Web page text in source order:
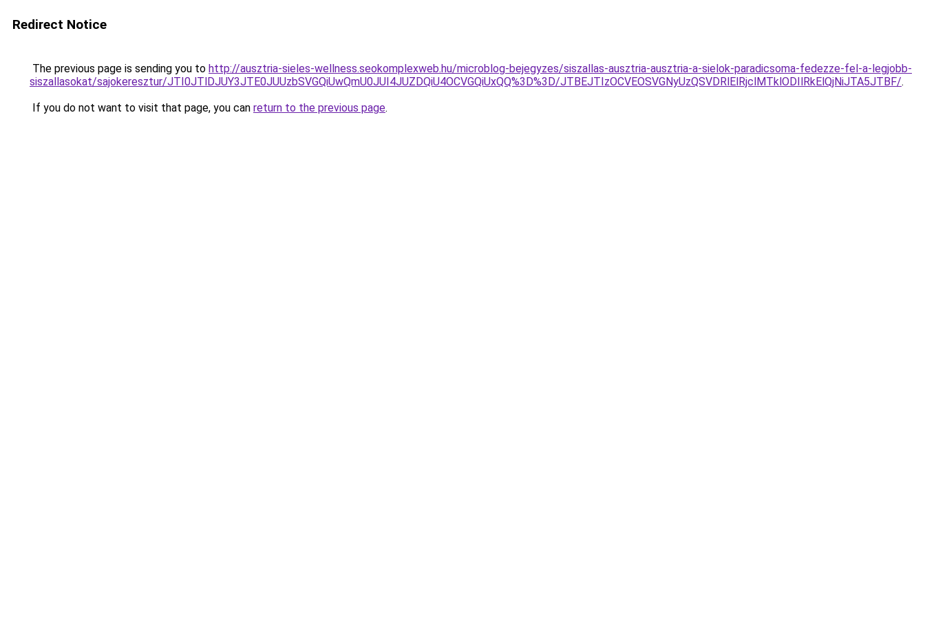
Redirect Notice
The previous page is sending you to http://ausztria-sieles-wellness.seokomplexweb.hu/microblog-bejegyzes/siszallas-ausztria-ausztria-a-sielok-paradicsoma-fedezze-fel-a-legjobb-
siszallasokat/sajokeresztur/JTI0JTlDJUY3JTE0JUUzbSVGQiUwQmU0JUI4JUZDQiU4OCVGQiUxQQ%3D%3D/JTBEJTIzOCVEOSVGNyUzQSVDRlElRjclMTklODIlRkElQjNiJTA5JTBF/.
If you do not want to visit that page, you can return to the previous page.